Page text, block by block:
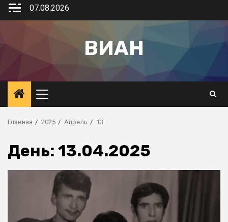
07.08.2026
ВИАН
Главная 2025 Апрель 13
День: 13.04.2025